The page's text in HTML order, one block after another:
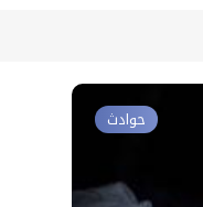
حوادث